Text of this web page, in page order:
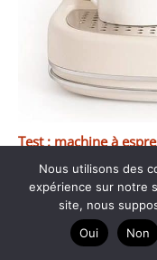
Test : machine à
Nous utilisons des
expérience sur notre
site, nous
Oui
Non